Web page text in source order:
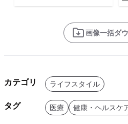
画像一括ダ
カテゴリ ライフスタイル
タグ 医療 健康・ヘルスケ